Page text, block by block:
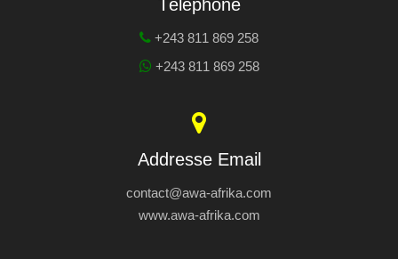
Téléphone
+243 811 869 258
+243 811 869 258
Addresse Email
contact@awa-afrika.com
www.awa-afrika.com